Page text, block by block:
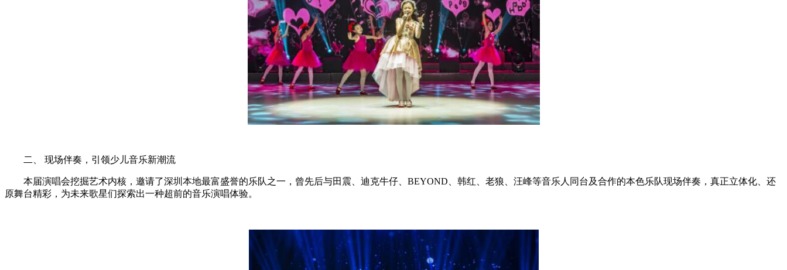
二、 现场伴奏，引领少儿音乐新潮流
本届演唱会挖掘艺术内核，邀请了深圳本地最富盛誉的乐队之一，曾先后与田震、迪克牛仔、BEYOND、韩红、老狼、汪峰等音乐人同台及合作的本色乐队现场伴奏，真正立体化、还
原舞台精彩，为未来歌星们探索出一种超前的音乐演唱体验。